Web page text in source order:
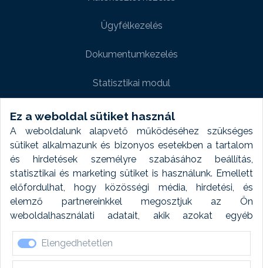
Ez a weboldal sütiket használ
A weboldalunk alapvető működéséhez szükséges
sütiket alkalmazunk és bizonyos esetekben a tartalom
és hirdetések személyre szabásához beállítás,
statisztikai és marketing sütiket is használunk. Emellett
előfordulhat, hogy közösségi média, hirdetési, és
elemző partnereinkkel megosztjuk az Ön
weboldalhasználati adatait, akik azokat egyéb
forrásokból gyűjtött adatokkal kombinálhatják. A sütik
elfogadásával kapcsolatosan naplózást végzünk és
ezen adatokat 6 hónap után automatikusan töröljük. A
Elengedhetetlen
Ügyfélkezelés
Dokumentumkezelés
Statisztikai modul
Weboldal modul
Fényképtár extra modul
Autómosó modul
Feladatütemezés